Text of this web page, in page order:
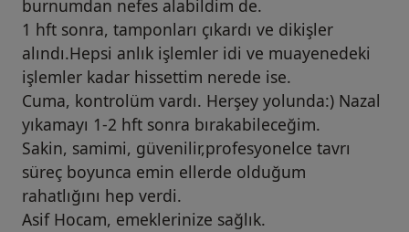
burnumdan nefes alabildim de.
1 hft sonra, tamponları çıkardı ve dikişler
alındı.Hepsi anlık işlemler idi ve muayenedeki
işlemler kadar hissettim nerede ise.
Cuma, kontrolüm vardı. Herşey yolunda:) Nazal
yıkamayı 1-2 hft sonra bırakabileceğim.
Sakin, samimi, güvenilir,profesyonelce tavrı
süreç boyunca emin ellerde olduğum
rahatlığını hep verdi.
Asif Hocam, emeklerinize sağlık.